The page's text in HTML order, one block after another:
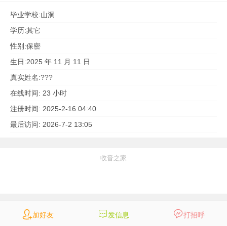
加好友 发信息 打招呼
毕业学校:山洞
学历:其它
性别:保密
生日:2025 年 11 月 11 日
真实姓名:???
在线时间: 23 小时
注册时间: 2025-2-16 04:40
最后访问: 2026-7-2 13:05
加好友 发信息 打招呼
收音之家